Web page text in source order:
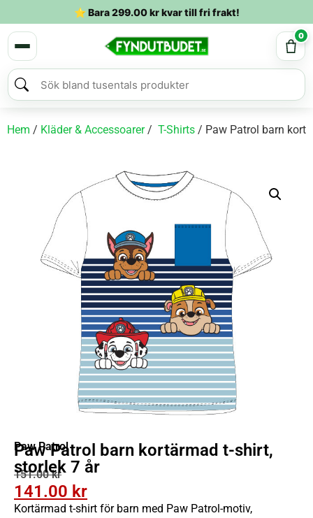
⭐ Bara299.00krkvar till fri frakt!
0
Hem / Kläder & Accessoarer/ T-Shirts / Paw Patrol barn
Paw Patrol
Paw Patrol barn kortärmad t-shirt,
storlek 7 år
151.00kr
141.00 kr
Kortärmad t-shirt för barn med Paw Patrol-motiv,